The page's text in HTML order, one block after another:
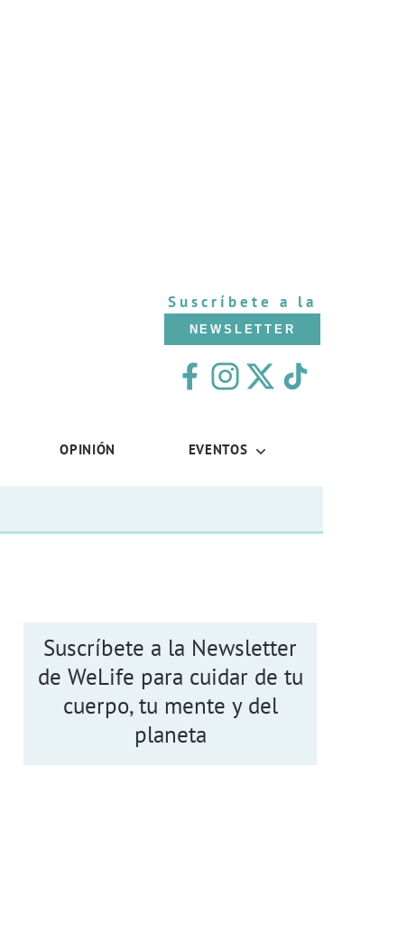
Suscríbete a la
NEWSLETTER
OPINIÓN EVENTOS
Suscríbete a la Newsletter
de WeLife para cuidar de tu
cuerpo, tu mente y del
planeta